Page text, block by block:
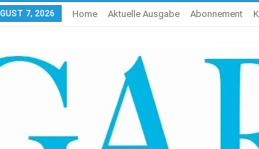
7, 2026 Home Aktuelle Ausgabe Abonnement